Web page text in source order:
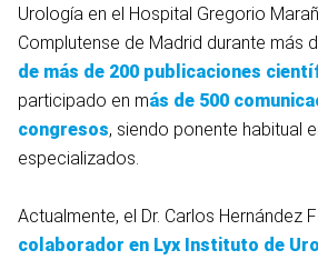
Urología en el Hospital Gregorio
Complutense de Madrid durante más
de más de 200 publicaciones
participado en más de 500
congresos, siendo ponente habitual
especializados.
Actualmente, el Dr. Carlos Hernández
colaborador en Lyx Instituto de